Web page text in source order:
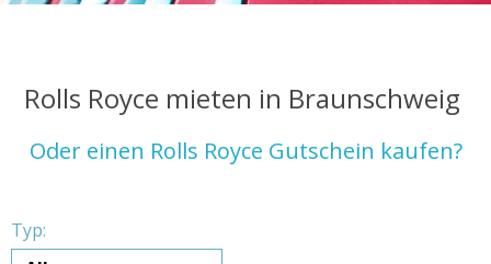
Rolls Royce mieten in Braunschweig
Oder einen Rolls Royce Gutschein kaufen?
Typ: